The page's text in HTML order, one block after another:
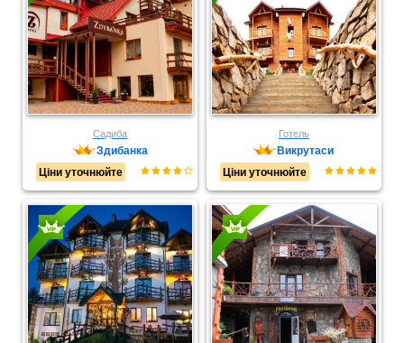
Садиба
Здибанка
Ціни уточнюйте
Готель
Викрутаси
Ціни уточнюйте